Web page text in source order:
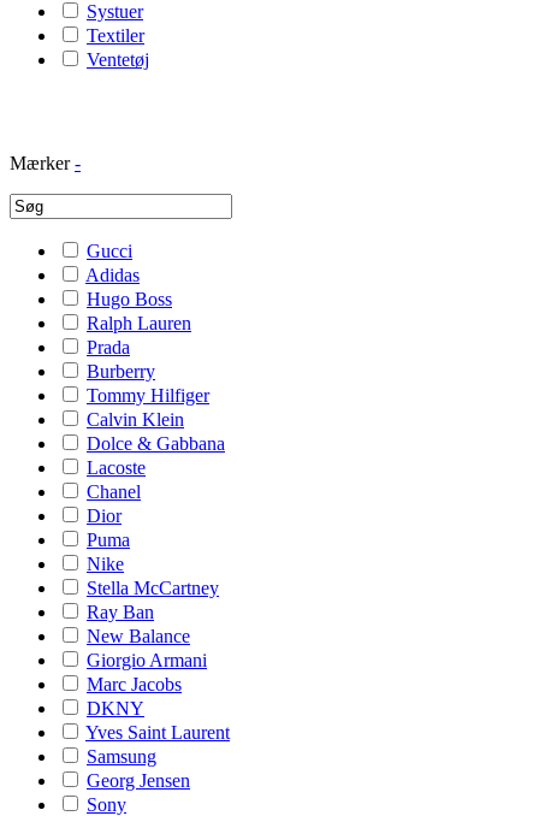
Systuer
Textiler
Ventetøj
Mærker -
Gucci
Adidas
Hugo Boss
Ralph Lauren
Prada
Burberry
Tommy Hilfiger
Calvin Klein
Dolce & Gabbana
Lacoste
Chanel
Dior
Puma
Nike
Stella McCartney
Ray Ban
New Balance
Giorgio Armani
Marc Jacobs
DKNY
Yves Saint Laurent
Samsung
Georg Jensen
Sony